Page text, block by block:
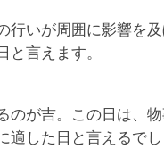
行いが周囲に影響を
言えます。
のが吉。この日は、
した日と言えるでし